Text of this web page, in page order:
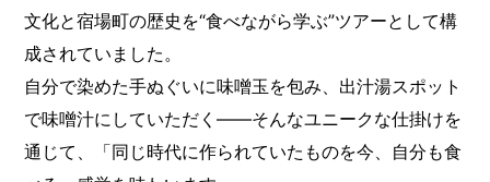
文化と宿場町の歴史を“食べながら学ぶ”ツアーとして構
成されていました。
自分で染めた手ぬぐいに味噌玉を包み、出汁湯スポット
で味噌汁にしていただく——そんなユニークな仕掛けを
通じて、「同じ時代に作られていたものを今、自分も食